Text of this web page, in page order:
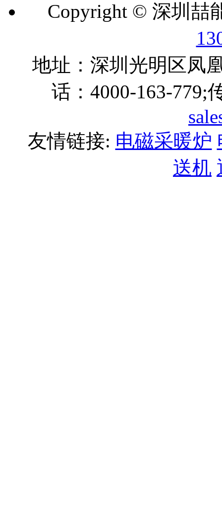
Copyright © 深圳喆
地址：深圳光明区凤
话：4000-163-779;
友情链接: 电磁采暖炉
送机